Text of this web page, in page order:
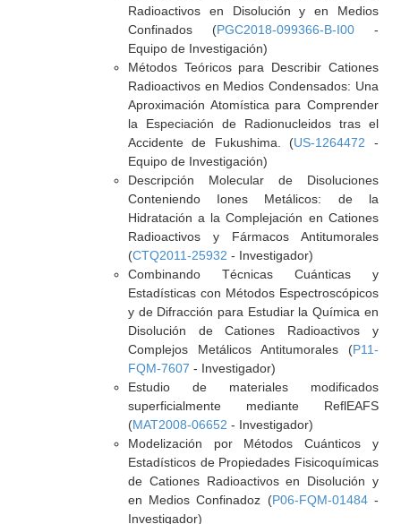
Radioactivos en Disolución y en Medios
Confinados (PGC2018-099366-B-I00-
Equipo de Investigación)
Métodos Teóricos para Describir Cationes
Radioactivos en Medios Condensados: Una
Aproximación Atomística para Comprender
la Especiación de Radionucleidos tras el
Accidente de Fukushima. (US-1264472 -
Equipo de Investigación)
Descripción Molecular de Disoluciones
Conteniendo Iones Metálicos: de la
Hidratación a la Complejación en Cationes
Radioactivos y Fármacos Antitumorales
(CTQ2011-25932 - Investigador)
Combinando Técnicas Cuánticas y
Estadísticas con Métodos Espectroscópicos
y de Difracción para Estudiar la Química en
Disolución de Cationes Radioactivos y
Complejos Metálicos Antitumorales (P11-
FQM-7607 - Investigador)
Estudio de materiales modificados
superficialmente mediante ReflEAFS
(MAT2008-06652 - Investigador)
Modelización por Métodos Cuánticos y
Estadísticos de Propiedades Fisicoquímicas
de Cationes Radioactivos en Disolución y
en Medios Confinadoz (P06-FQM-01484-
Investigador)